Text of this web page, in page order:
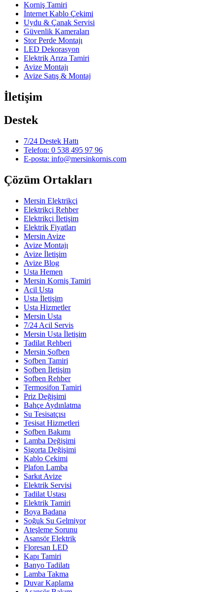
Korniş Tamiri
İnternet Kablo Çekimi
Uydu & Çanak Servisi
Güvenlik Kameraları
Stor Perde Montajı
LED Dekorasyon
Elektrik Arıza Tamiri
Avize Montajı
Avize Satış & Montaj
İletişim
Destek
7/24 Destek Hattı
Telefon: 0 538 495 97 96
E-posta: info@mersinkornis.com
Çözüm Ortakları
Mersin Elektrikçi
Elektrikçi Rehber
Elektrikçi İletişim
Elektrik Fiyatları
Mersin Avize
Avize Montajı
Avize İletişim
Avize Blog
Usta Hemen
Mersin Korniş Tamiri
Acil Usta
Usta İletişim
Usta Hizmetler
Mersin Usta
7/24 Acil Servis
Mersin Usta İletişim
Tadilat Rehberi
Mersin Şofben
Şofben Tamiri
Şofben İletişim
Şofben Rehber
Termosifon Tamiri
Priz Değişimi
Bahçe Aydınlatma
Su Tesisatçısı
Tesisat Hizmetleri
Şofben Bakımı
Lamba Değişimi
Sigorta Değişimi
Kablo Çekimi
Plafon Lamba
Sarkıt Avize
Elektrik Servisi
Tadilat Ustası
Elektrik Tamiri
Boya Badana
Soğuk Su Gelmiyor
Ateşleme Sorunu
Asansör Elektrik
Floresan LED
Kapı Tamiri
Banyo Tadilatı
Lamba Takma
Duvar Kaplama